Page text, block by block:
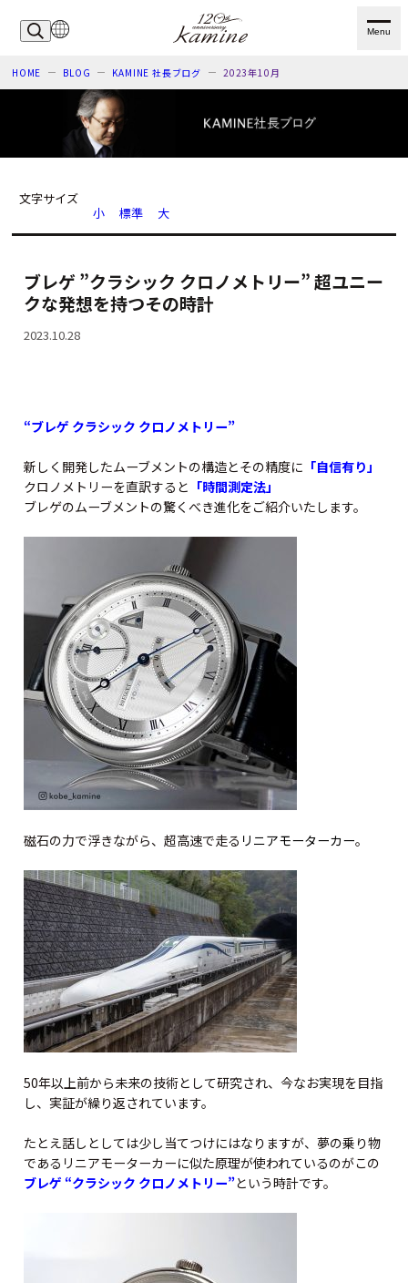
Menu
HOME BLOG KAMINE 社長ブログ 2023年10月
文字サイズ
小
標準 大
ブレゲ ”クラシック クロノメトリー” 超ユニー
クな発想を持つその時計
2023.10.28
“ブレゲ クラシック クロノメトリー”
新しく開発したムーブメントの構造とその精度に 「自信有り」
クロノメトリーを直訳すると 「時間測定法」
ブレゲのムーブメントの驚くべき進化をご紹介いたします。
磁石の力で浮きながら、超高速で走る リニアモーターカー。
50年以上前から未来の技術として研究され、今なお実現を目指
し、実証が繰り返されています。
たとえ話しとしては少し当てつけにはなりますが、夢の乗り物
であるリニアモーターカーに似た原理が使われているのがこの
ブレゲ “クラシック クロノメトリー”という時計です。